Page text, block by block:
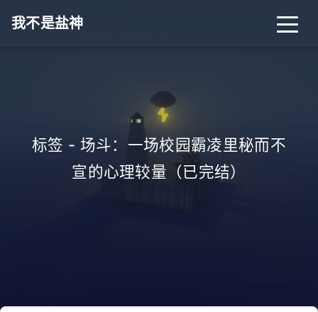
我不是盐神
标签 - 场斗：一场校园霸凌里秘而不
宣的心理较量（已完结）